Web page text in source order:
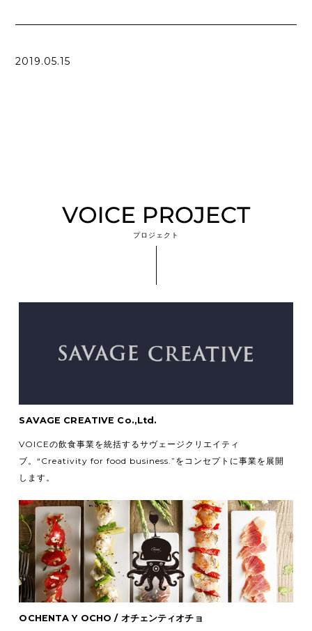
2019.05.15
プロジェクト
SAVAGE CREATIVE Co.,Ltd.
VOICEの飲食事業を統括するサヴェージクリエイティ
ブ。“Creativity for food business.”をコンセプトに事業を展開
します。
OCHENTA Y OCHO / オチェンティオチョ